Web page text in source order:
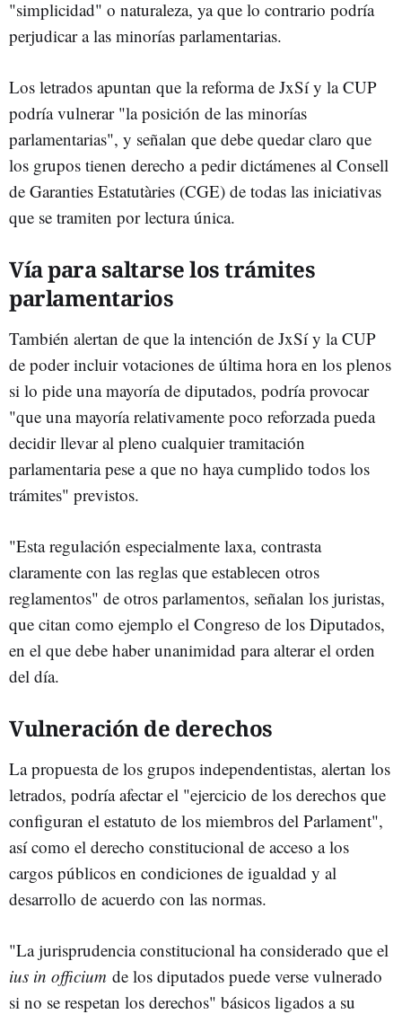
"simplicidad" o naturaleza, ya que lo contrario podría
perjudicar a las minorías parlamentarias.
Los letrados apuntan que la reforma de JxSí y la CUP
podría vulnerar "la posición de las minorías
parlamentarias", y señalan que debe quedar claro que
los grupos tienen derecho a pedir dictámenes al Consell
de Garanties Estatutàries (CGE) de todas las iniciativas
que se tramiten por lectura única.
Vía para saltarse los trámites
parlamentarios
También alertan de que la intención de JxSí y la CUP
de poder incluir votaciones de última hora en los plenos
si lo pide una mayoría de diputados, podría provocar
"que una mayoría relativamente poco reforzada pueda
decidir llevar al pleno cualquier tramitación
parlamentaria pese a que no haya cumplido todos los
trámites" previstos.
"Esta regulación especialmente laxa, contrasta
claramente con las reglas que establecen otros
reglamentos" de otros parlamentos, señalan los juristas,
que citan como ejemplo el Congreso de los Diputados,
en el que debe haber unanimidad para alterar el orden
del día.
Vulneración de derechos
La propuesta de los grupos independentistas, alertan los
letrados, podría afectar el "ejercicio de los derechos que
configuran el estatuto de los miembros del Parlament",
así como el derecho constitucional de acceso a los
cargos públicos en condiciones de igualdad y al
desarrollo de acuerdo con las normas.
"La jurisprudencia constitucional ha considerado que el
ius in officium de los diputados puede verse vulnerado
si no se respetan los derechos" básicos ligados a su